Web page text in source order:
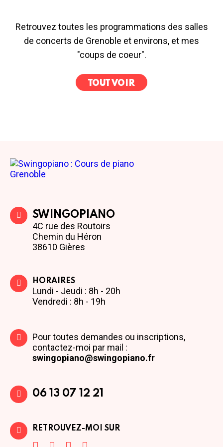
Retrouvez toutes les programmations des salles
de concerts de Grenoble et environs, et mes
"coups de coeur".
TOUT VOIR
SWINGOPIANO
4C rue des Routoirs
Chemin du Héron
38610 Gières
HORAIRES
Lundi - Jeudi : 8h - 20h
Vendredi : 8h - 19h
Pour toutes demandes ou inscriptions,
contactez-moi par mail :
swingopiano@swingopiano.fr
06 13 07 12 21
RETROUVEZ-MOI SUR